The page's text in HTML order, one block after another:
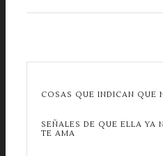
COSAS QUE INDICAN QUE
SEÑALES DE QUE ELLA YA
TE AMA